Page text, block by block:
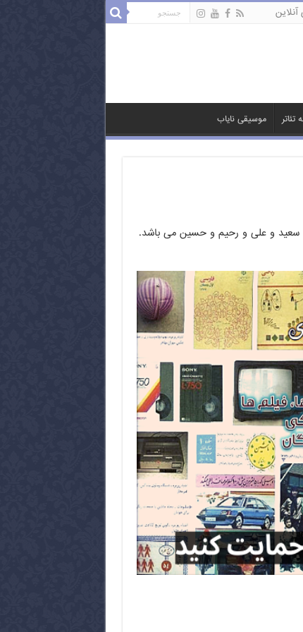
تئاتر موسیقی نایاب
سعید و علی و رحیم و حسین می باشد.